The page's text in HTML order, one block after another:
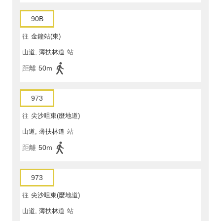
90B
往 金鐘站(東)
山道, 薄扶林道 站
距離 50m
973
往 尖沙咀東(麼地道)
山道, 薄扶林道 站
距離 50m
973
往 尖沙咀東(麼地道)
山道, 薄扶林道 站